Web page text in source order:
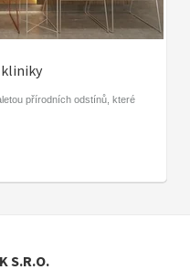
přírodních odstínů, které
S.R.O.